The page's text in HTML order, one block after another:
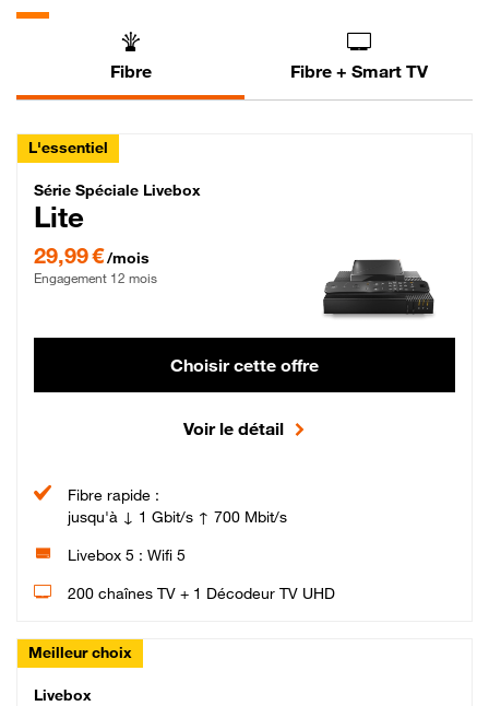
Fibre Fibre + Smart TV
L'essentiel
Série Spéciale Livebox Lite Fibre
Série Spéciale Livebox
Lite
29,99 €/mois
Engagement 12 mois
Choisir cette offre
Voir le détail
Fibre rapide :
jusqu'à ↓ 1 Gbit/s ↑ 700 Mbit/s
Livebox 5 : Wifi 5
200 chaînes TV + 1 Décodeur TV UHD
Meilleur choix
Livebox Classic Fibre
Livebox